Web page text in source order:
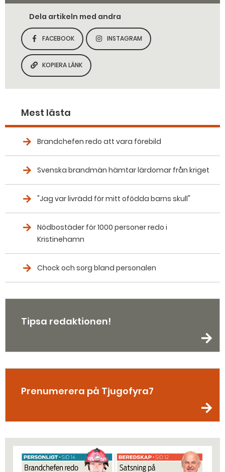
Dela artikeln med andra
DELA SIDAN PÅ
FACEBOOK
DELA SIDAN PÅ
INSTAGRAM
KOPIERA SIDANS LÄNK
KOPIERA LÄNK
Mest lästa
Brandchefen redo att vara förebild
Svenska brandmän hämtar lärdomar från kriget
"Jag var livrädd för mitt ofödda barns skull"
Nödbostäder för 1000 personer redo i
Kristinehamn
Chock och sorg bland personalen
Tipsa redaktionen!
Prenumerera på Tjugofyra7